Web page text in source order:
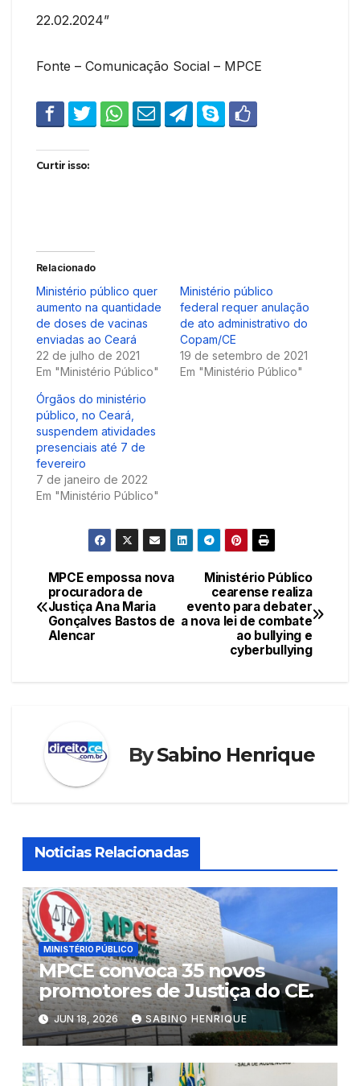
22.02.2024”
Fonte – Comunicação Social – MPCE
Curtir isso:
Relacionado
Ministério público quer
aumento na quantidade
de doses de vacinas
enviadas ao Ceará
22 de julho de 2021
Em "Ministério Público"
Ministério público
federal requer anulação
de ato administrativo do
Copam/CE
19 de setembro de 2021
Em "Ministério Público"
Órgãos do ministério
público, no Ceará,
suspendem atividades
presenciais até 7 de
fevereiro
7 de janeiro de 2022
Em "Ministério Público"
Navegação
de
Ministério Público
cearense realiza
evento para debater
a nova lei de combate
ao bullying e
cyberbullying
MPCE empossa nova
procuradora de
Justiça Ana Maria
Gonçalves Bastos de
Alencar
BySabino Henrique
Noticias Relacionadas
MINISTÉRIO PÚBLICO
MPCE convoca 35 novos
promotores de Justiça do CE.
JUN 18, 2026 SABINO HENRIQUE